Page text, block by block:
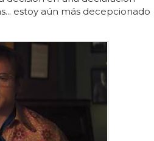
estoy aún más decepcionado